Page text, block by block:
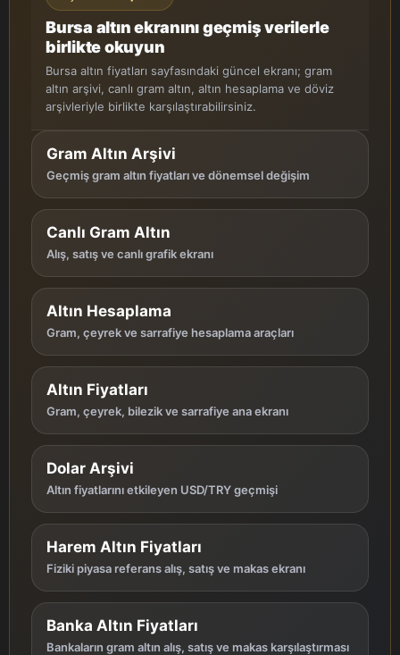
Bursa altın ekranını geçmiş verilerle
birlikte okuyun
Bursa altın fiyatları sayfasındaki güncel ekranı; gram
altın arşivi, canlı gram altın, altın hesaplama ve döviz
arşivleriyle birlikte karşılaştırabilirsiniz.
Gram Altın Arşivi
Geçmiş gram altın fiyatları ve dönemsel değişim
Canlı Gram Altın
Alış, satış ve canlı grafik ekranı
Altın Hesaplama
Gram, çeyrek ve sarrafiye hesaplama araçları
Altın Fiyatları
Gram, çeyrek, bilezik ve sarrafiye ana ekranı
Dolar Arşivi
Altın fiyatlarını etkileyen USD/TRY geçmişi
Harem Altın Fiyatları
Fiziki piyasa referans alış, satış ve makas ekranı
Banka Altın Fiyatları
Bankaların gram altın alış, satış ve makas karşılaştırması